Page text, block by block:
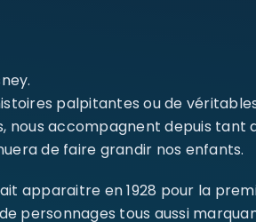
palpitantes ou de
nous accompagnent depuis tant
de faire grandir nos enfants.
apparaitre en 1928 pour la
personnages tous aussi